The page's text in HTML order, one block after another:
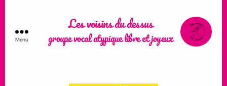
Menu
Les voisins du dessus
groupe vocal atypique libre et joyeux
Les